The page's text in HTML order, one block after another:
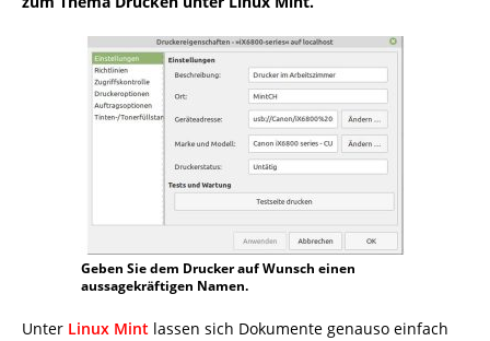
Geben Sie dem Drucker auf Wunsch einen
aussagekräftigen Namen.
Unter Linux Mint lassen sich Dokumente genauso einfach